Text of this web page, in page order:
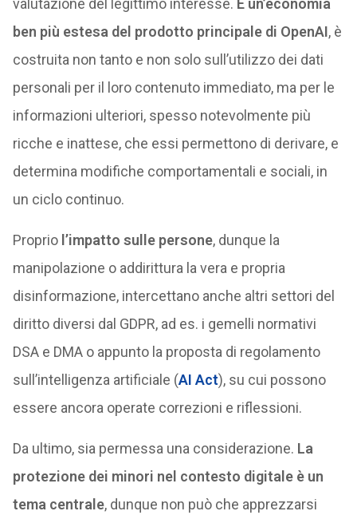
valutazione del legittimo interesse. È un’economia
ben più estesa del prodotto principale di OpenAI, è
costruita non tanto e non solo sull’utilizzo dei dati
personali per il loro contenuto immediato, ma per le
informazioni ulteriori, spesso notevolmente più
ricche e inattese, che essi permettono di derivare, e
determina modifiche comportamentali e sociali, in
un ciclo continuo.
Proprio l’impatto sulle persone, dunque la
manipolazione o addirittura la vera e propria
disinformazione, intercettano anche altri settori del
diritto diversi dal GDPR, ad es. i gemelli normativi
DSA e DMA o appunto la proposta di regolamento
sull’intelligenza artificiale (AI Act), su cui possono
essere ancora operate correzioni e riflessioni.
Da ultimo, sia permessa una considerazione. La
protezione dei minori nel contesto digitale è un
tema centrale, dunque non può che apprezzarsi